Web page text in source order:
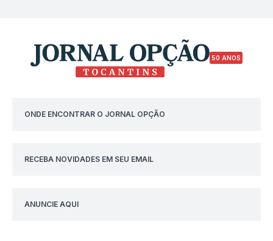
50 ANOS
ONDE ENCONTRAR O JORNAL OPÇÃO
RECEBA NOVIDADES EM SEU EMAIL
ANUNCIE AQUI